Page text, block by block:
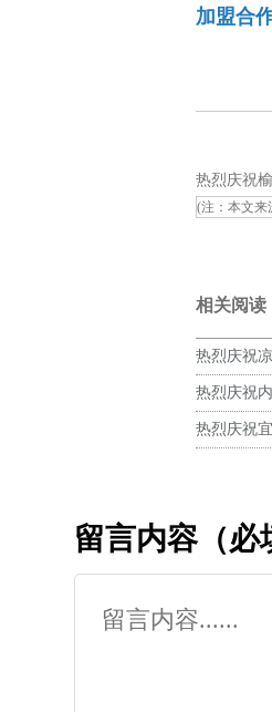
加盟合
热烈庆祝
(注：本文来
相关阅读
热烈庆祝
预祝生意
热烈庆祝
预祝生意
热烈庆祝
留言内容（必